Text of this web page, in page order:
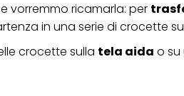
vorremmo ricamarla: per
in una serie di crocette
crocette sulla tela aida o su